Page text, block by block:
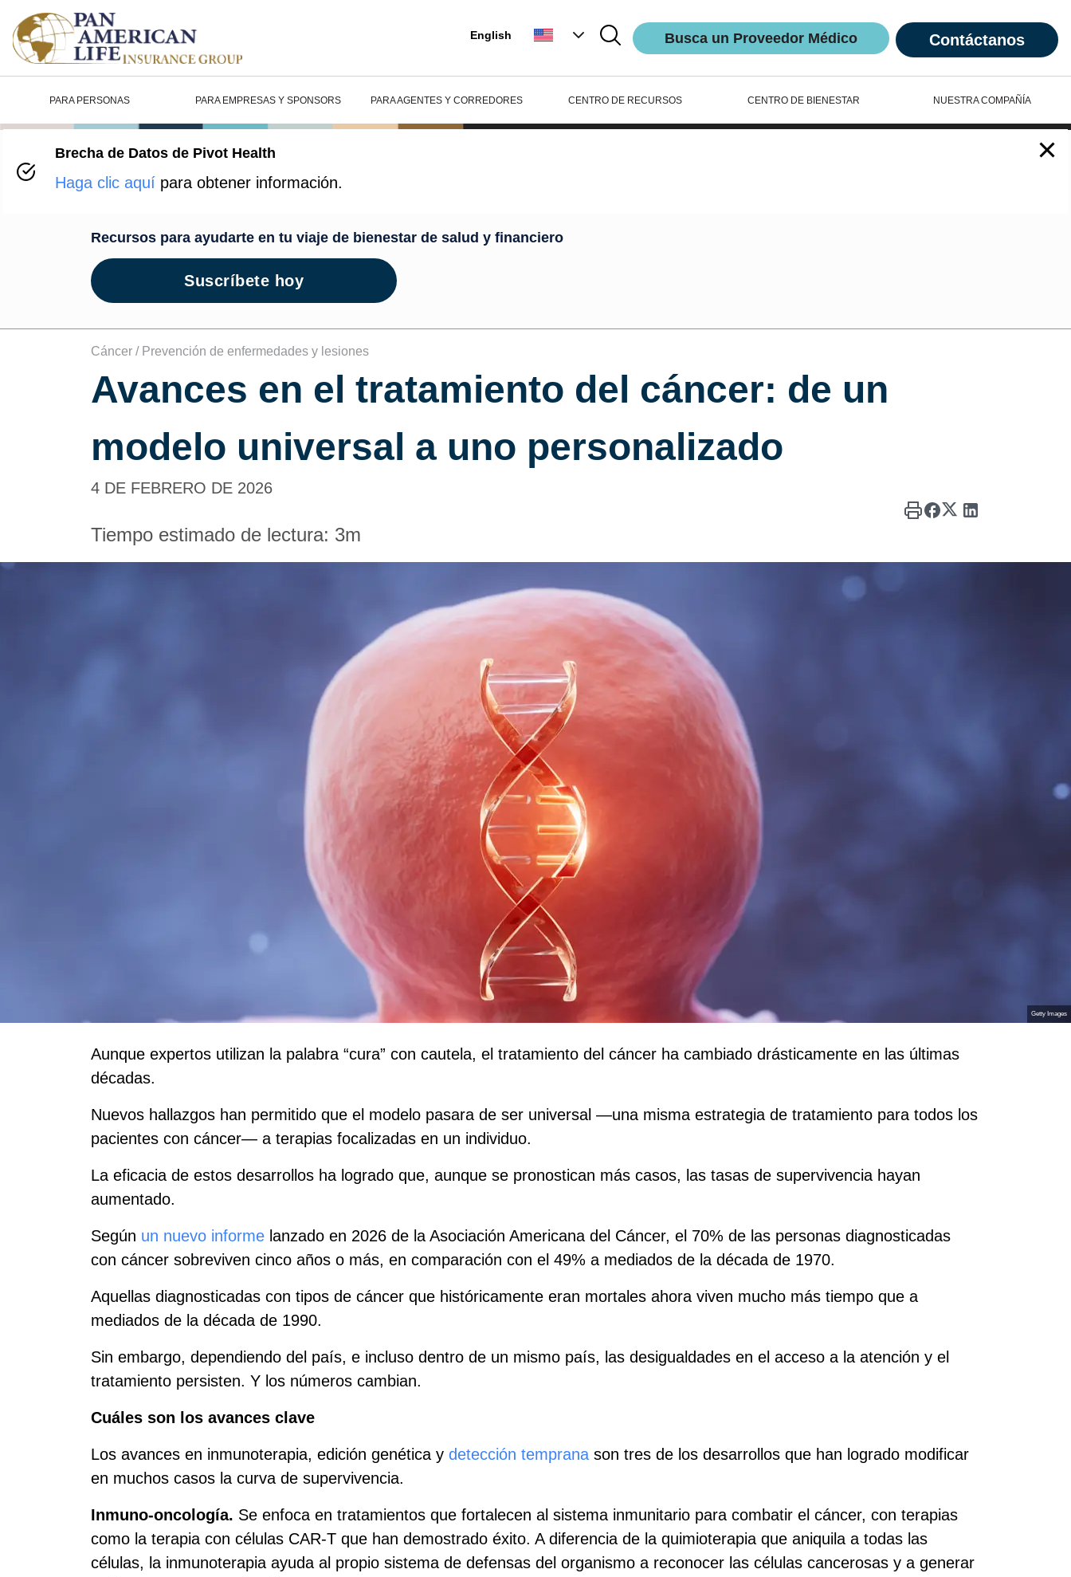
English Busca un Proveedor Médico Contáctanos
PARA PERSONAS PARA EMPRESAS Y SPONSORS PARA AGENTES Y CORREDORES CENTRO DE RECURSOS CENTRO DE BIENESTAR NUESTRA COMPAÑÍA
Centro de Bienestar
Recursos para ayudarte en tu viaje de bienestar de salud y financiero
Suscríbete hoy
Cáncer / Prevención de enfermedades y lesiones
Avances en el tratamiento del cáncer: de un
modelo universal a uno personalizado
4 DE FEBRERO DE 2026
Tiempo estimado de lectura: 3m
Getty Images
Aunque expertos utilizan la palabra “cura” con cautela, el tratamiento del cáncer ha cambiado drásticamente en las últimas
décadas.
Nuevos hallazgos han permitido que el modelo pasara de ser universal —una misma estrategia de tratamiento para todos los
pacientes con cáncer— a terapias focalizadas en un individuo.
La eficacia de estos desarrollos ha logrado que, aunque se pronostican más casos, las tasas de supervivencia hayan
aumentado.
Según un nuevo informe lanzado en 2026 de la Asociación Americana del Cáncer, el 70% de las personas diagnosticadas
con cáncer sobreviven cinco años o más, en comparación con el 49% a mediados de la década de 1970.
Aquellas diagnosticadas con tipos de cáncer que históricamente eran mortales ahora viven mucho más tiempo que a
mediados de la década de 1990.
Sin embargo, dependiendo del país, e incluso dentro de un mismo país, las desigualdades en el acceso a la atención y el
tratamiento persisten. Y los números cambian.
Cuáles son los avances clave
Los avances en inmunoterapia, edición genética y detección temprana son tres de los desarrollos que han logrado modificar
en muchos casos la curva de supervivencia.
Inmuno‑oncología. Se enfoca en tratamientos que fortalecen al sistema inmunitario para combatir el cáncer, con terapias
como la terapia con células CAR‑T que han demostrado éxito. A diferencia de la quimioterapia que aniquila a todas las
células, la inmunoterapia ayuda al propio sistema de defensas del organismo a reconocer las células cancerosas y a generar
Brecha de Datos de Pivot Health
Haga clic aquí para obtener información.